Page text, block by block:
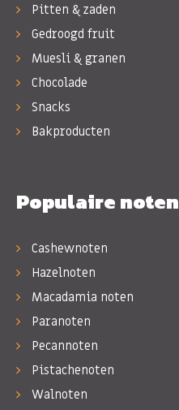
Pitten & zaden
Gedroogd fruit
Muesli & granen
Chocolade
Snacks
Bakproducten
Populaire noten
Cashewnoten
Hazelnoten
Macadamia noten
Paranoten
Pecannoten
Pistachenoten
Walnoten